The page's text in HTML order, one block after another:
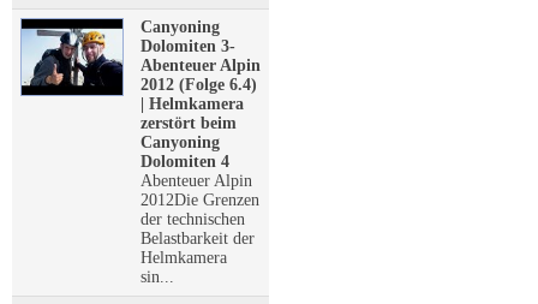
Canyoning
Dolomiten 3-
Abenteuer Alpin
2012 (Folge 6.4)
| Helmkamera
zerstört beim
Canyoning
Dolomiten 4
Abenteuer Alpin
2012Die Grenzen
der technischen
Belastbarkeit der
Helmkamera
sin...